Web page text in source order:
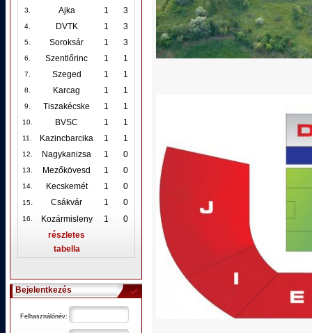
3. Ajka 1 3
4. DVTK 1 3
5. Soroksár 1 3
6. Szentlőrinc 1 1
7. Szeged 1 1
8. Karcag 1 1
9. Tiszakécske 1 1
10. BVSC 1 1
11. Kazincbarcika 1 1
12. Nagykanizsa 1 0
13. Mezőkövesd 1 0
14. Kecskemét 1 0
15. Csákvár 1 0
16. Kozármisleny 1
0
részletes
tabella
Bejelentkezés
Felhasználónév: